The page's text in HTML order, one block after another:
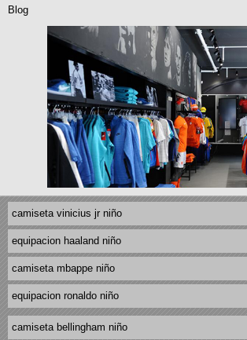
Blog
camiseta vinicius jr niño
equipacion haaland niño
camiseta mbappe niño
equipacion ronaldo niño
camiseta bellingham niño